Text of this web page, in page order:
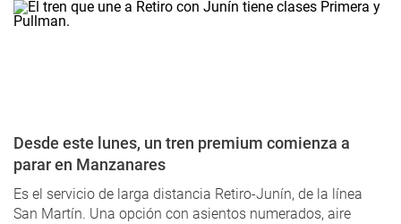
Desde este lunes, un tren premium comienza a
parar en Manzanares
Es el servicio de larga distancia Retiro-Junín, de la línea
San Martín. Una opción con asientos numerados, aire